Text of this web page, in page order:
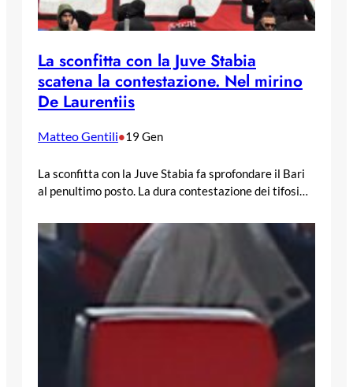
La sconfitta con la Juve Stabia
scatena la contestazione. Nel mirino
De Laurentiis
Matteo Gentili•19 Gen
La sconfitta con la Juve Stabia fa sprofondare il Bari
al penultimo posto. La dura contestazione dei tifosi…